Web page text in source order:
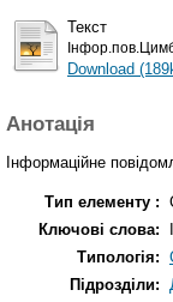
Текст
Download
Анотація
Інформаційне
Тип елементу :
Ключові слова:
Типологія:
Підрозділи: